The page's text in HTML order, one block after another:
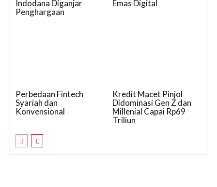
Indodana Diganjar
Penghargaan
Emas Digital
Perbedaan Fintech
Syariah dan
Konvensional
Kredit Macet Pinjol
Didominasi Gen Z dan
Millenial Capai Rp69
Triliun